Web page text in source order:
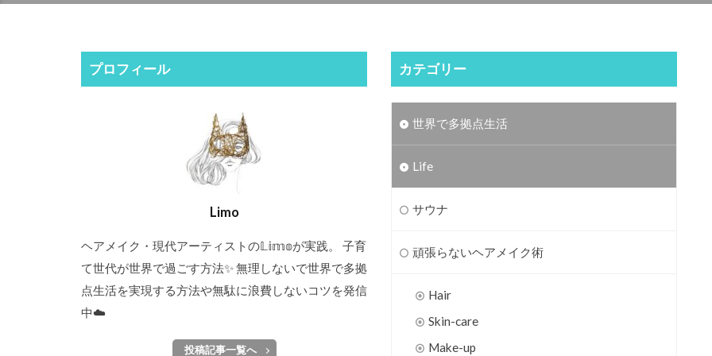
プロフィール
Limo
ヘアメイク・現代アーティストの𝕃𝕚𝕞𝕠が実践。 子育
て世代が世界で過ごす方法✨ 無理しないで世界で多拠
点生活を実現する方法や無駄に浪費しないコツを発信
中☁️
投稿記事一覧へ
カテゴリー
世界で多拠点生活
Life
サウナ
頑張らないヘアメイク術
Hair
Skin-care
Make-up